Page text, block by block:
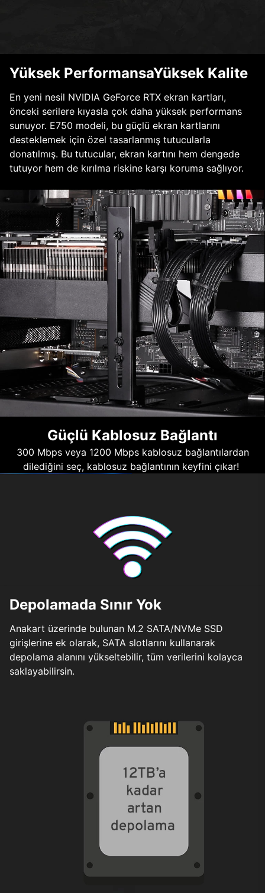
Yüksek PerformansaYüksek Kalite
En yeni nesil NVIDIA GeForce RTX ekran kartları,
önceki serilere kıyasla çok daha yüksek performans
sunuyor. E750 modeli, bu güçlü ekran kartlarını
desteklemek için özel tasarlanmış tutucularla
donatılmış. Bu tutucular, ekran kartını hem dengede
tutuyor hem de kırılma riskine karşı koruma sağlıyor.
Güçlü Kablosuz Bağlantı
300 Mbps veya 1200 Mbps kablosuz bağlantılardan
dilediğini seç, kablosuz bağlantının keyfini çıkar!
Depolamada Sınır Yok
Anakart üzerinde bulunan M.2 SATA/NVMe SSD
girişlerine ek olarak, SATA slotlarını kullanarak
depolama alanını yükseltebilir, tüm verilerini kolayca
saklayabilirsin.